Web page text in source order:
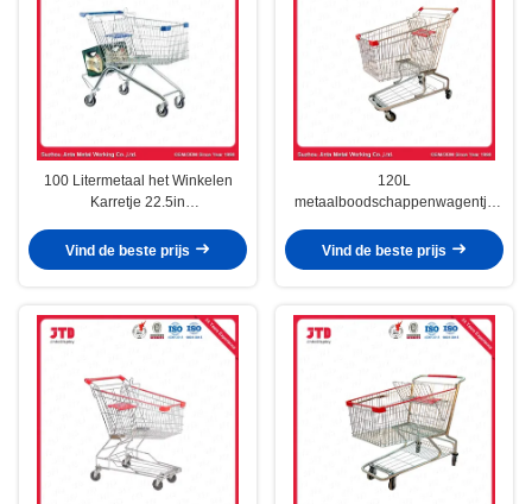
100 Litermetaal het Winkelen
Karretje 22.5in
Vind de beste prijs
120L
metaalboodschappenwagentje
staal het Winkelen Karretje
Vind de beste prijs